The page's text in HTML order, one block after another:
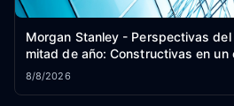
Morgan Stanley - Perspectivas del
mitad de año: Constructivas en
8/8/2026